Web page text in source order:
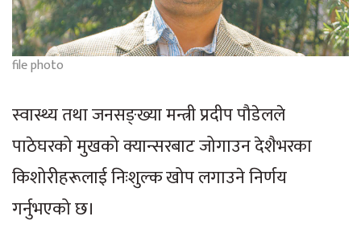
file photo
स्वास्थ्य तथा जनसङ्ख्या मन्त्री प्रदीप पौडेलले
पाठेघरको मुखको क्यान्सरबाट जोगाउन देशैभरका
किशोरीहरूलाई निःशुल्क खोप लगाउने निर्णय
गर्नुभएको छ।